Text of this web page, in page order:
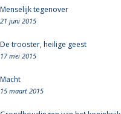
Menselijk tegenover
21 juni 2015
De trooster, heilige geest
17 mei 2015
Macht
15 maart 2015